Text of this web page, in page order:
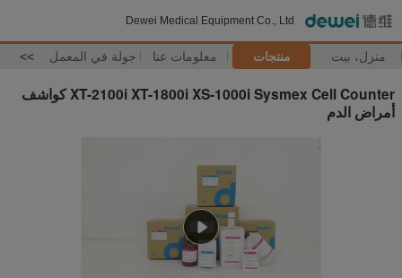
Dewei Medical Equipment Co., Ltd
منزل، بيت منتجات معلومات عنا جولة في المعمل >>
XT-2100i XT-1800i XS-1000i Sysmex Cell Counter كواشف
أمراض الدم